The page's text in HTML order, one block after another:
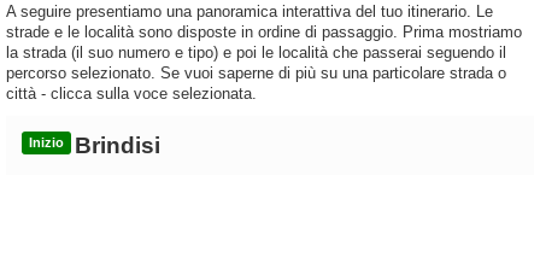
A seguire presentiamo una panoramica interattiva del tuo itinerario. Le
strade e le località sono disposte in ordine di passaggio. Prima mostriamo
la strada (il suo numero e tipo) e poi le località che passerai seguendo il
percorso selezionato. Se vuoi saperne di più su una particolare strada o
città - clicca sulla voce selezionata.
Inizio Brindisi